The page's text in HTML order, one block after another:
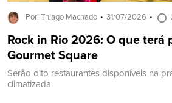
Por: Thiago Machado 31/07/2026
Rock in Rio 2026: O que terá
Gourmet Square
Serão oito restaurantes disponíveis na
climatizada